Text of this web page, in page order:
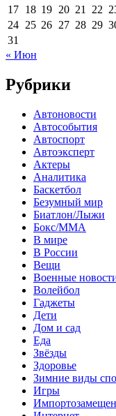
17 18 19 20 21 22
24 25 26 27 28 29
31
« Июн
Рубрики
Автоновости
Автособытия
Автоспорт
Автоэксперт
Актеры
Аналитика
Баскетбол
Безумный мир
Биатлон/Лыжи
Бокс/MMA
В мире
В России
Вещи
Военные
Волейбол
Гаджеты
Дети
Дом и сад
Еда
Звёзды
Здоровье
Зимние виды
Игры